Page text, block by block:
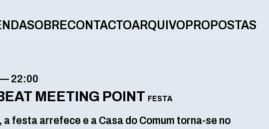
SOBRECONTACTOARQUIVO PROPOSTAS
22:00
MEETING POINT FESTA
a festa arrefece e a Casa do Comum torna-se no